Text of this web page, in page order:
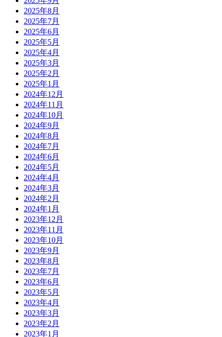
2025年8月
2025年7月
2025年6月
2025年5月
2025年4月
2025年3月
2025年2月
2025年1月
2024年12月
2024年11月
2024年10月
2024年9月
2024年8月
2024年7月
2024年6月
2024年5月
2024年4月
2024年3月
2024年2月
2024年1月
2023年12月
2023年11月
2023年10月
2023年9月
2023年8月
2023年7月
2023年6月
2023年5月
2023年4月
2023年3月
2023年2月
2023年1月